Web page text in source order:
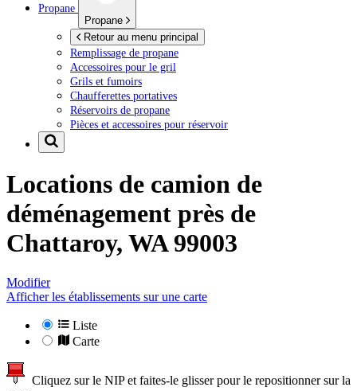
Propane
Propane
Retour au menu principal
Remplissage de propane
Accessoires pour le gril
Grils et fumoirs
Chaufferettes portatives
Réservoirs de propane
Pièces et accessoires pour réservoir
Locations de camion de
déménagement près de
Chattaroy, WA 99003
Modifier
Afficher les établissements sur une carte
Liste
Carte
Cliquez sur le NIP et faites-le glisser pour le repositionner sur la